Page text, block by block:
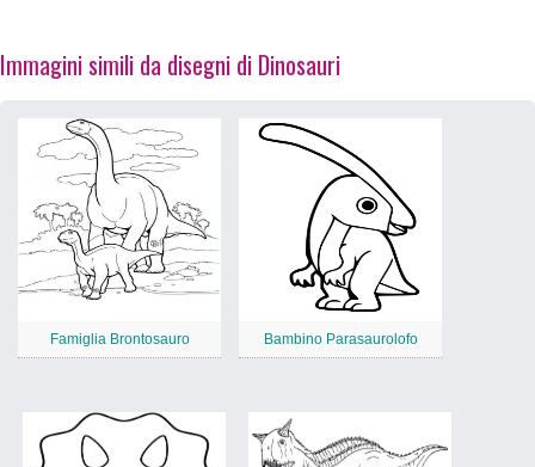
Immagini simili da disegni di Dinosauri
Famiglia Brontosauro Bambino Parasaurolofo